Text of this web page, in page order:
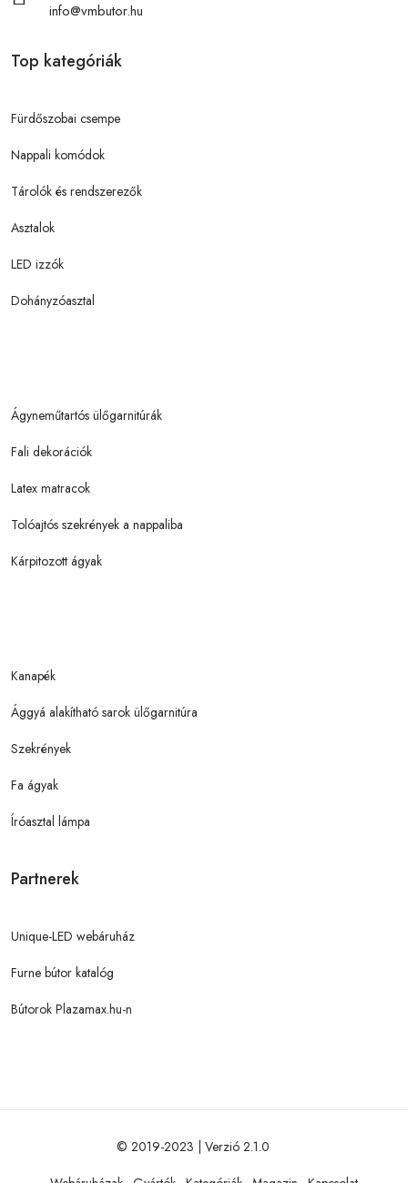
info@vmbutor.hu
Top kategóriák
Fürdőszobai csempe
Nappali komódok
Tárolók és rendszerezők
Asztalok
LED izzók
Dohányzóasztal
Ágyneműtartós ülőgarnitúrák
Fali dekorációk
Latex matracok
Tolóajtós szekrények a nappaliba
Kárpitozott ágyak
Kanapék
Ággyá alakítható sarok ülőgarnitúra
Szekrények
Fa ágyak
Íróasztal lámpa
Partnerek
Unique-LED webáruház
Furne bútor katalóg
Bútorok Plazamax.hu-n
© 2019-2023 | Verzió 2.1.0